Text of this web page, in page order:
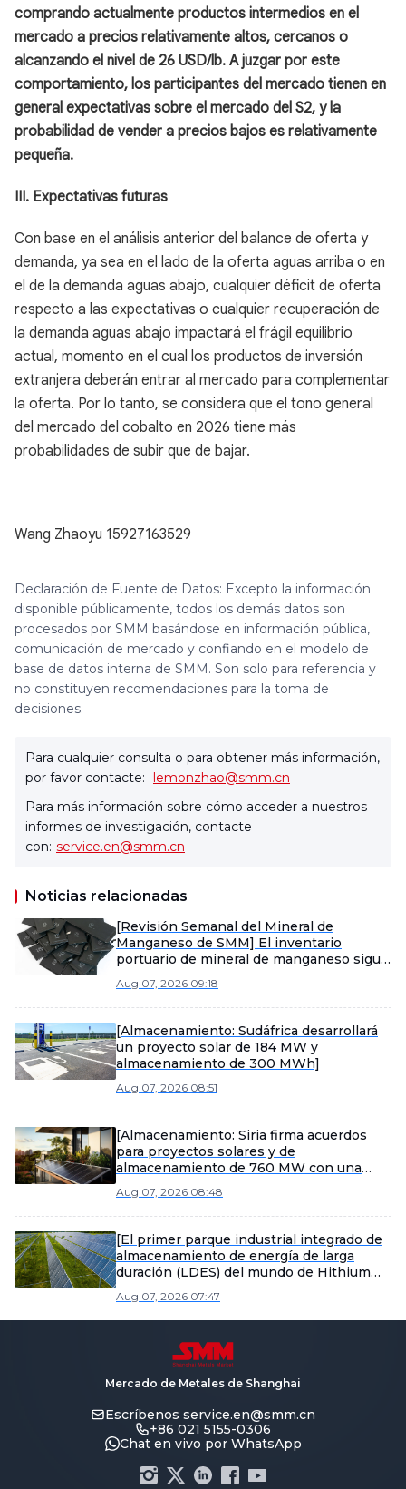
comprando actualmente productos intermedios en el
mercado a precios relativamente altos, cercanos o
alcanzando el nivel de 26 USD/lb. A juzgar por este
comportamiento, los participantes del mercado tienen en
general expectativas sobre el mercado del S2, y la
probabilidad de vender a precios bajos es relativamente
pequeña.
III. Expectativas futuras
Con base en el análisis anterior del balance de oferta y
demanda, ya sea en el lado de la oferta aguas arriba o en
el de la demanda aguas abajo, cualquier déficit de oferta
respecto a las expectativas o cualquier recuperación de
la demanda aguas abajo impactará el frágil equilibrio
actual, momento en el cual los productos de inversión
extranjera deberán entrar al mercado para complementar
la oferta. Por lo tanto, se considera que el tono general
del mercado del cobalto en 2026 tiene más
probabilidades de subir que de bajar.
Wang Zhaoyu 15927163529
Declaración de Fuente de Datos: Excepto la información
disponible públicamente, todos los demás datos son
procesados por SMM basándose en información pública,
comunicación de mercado y confiando en el modelo de
base de datos interna de SMM. Son solo para referencia y
no constituyen recomendaciones para la toma de
decisiones.
Para cualquier consulta o para obtener más información,
por favor contacte: lemonzhao@smm.cn
Para más información sobre cómo acceder a nuestros
informes de investigación, contacte
con: service.en@smm.cn
Noticias relacionadas
[Revisión Semanal del Mineral de
Manganeso de SMM] El inventario
portuario de mineral de manganeso sigue
presión
Aug 07, 2026 09:18
[Almacenamiento: Sudáfrica desarrollará
un proyecto solar de 184 MW y
almacenamiento de 300 MWh]
Aug 07, 2026 08:51
[Almacenamiento: Siria firma acuerdos
para proyectos solares y de
almacenamiento de 760 MW con una
Aug 07, 2026 08:48
[El primer parque industrial integrado de
almacenamiento de energía de larga
duración (LDES) del mundo de Hithium
Aug 07, 2026 07:47
Mercado de Metales de Shanghai
Escríbenos service.en@smm.cn
+86 021 5155-0306
Chat en vivo por WhatsApp